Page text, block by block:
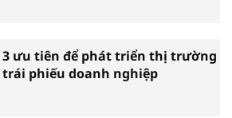
3 ưu tiên để phát triển thị trường
trái phiếu doanh nghiệp